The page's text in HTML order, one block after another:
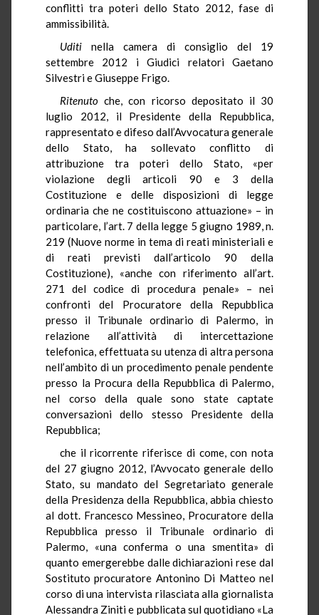
conflitti tra poteri dello Stato 2012, fase di
ammissibilità.
Uditi nella camera di consiglio del 19
settembre 2012 i Giudici relatori Gaetano
Silvestri e Giuseppe Frigo.
Ritenutoche, con ricorso depositato il 30
luglio 2012, il Presidente della Repubblica,
rappresentato e difeso dall’Avvocatura generale
dello Stato, ha sollevato conflitto di
attribuzione tra poteri dello Stato, «per
violazione degli articoli 90 e 3 della
Costituzione e delle disposizioni di legge
ordinaria che ne costituiscono attuazione» – in
particolare, l’art. 7 della legge 5 giugno 1989, n.
219 (Nuove norme in tema di reati ministeriali e
di reati previsti dall’articolo 90 della
Costituzione), «anche con riferimento all’art.
271 del codice di procedura penale» – nei
confronti del Procuratore della Repubblica
presso il Tribunale ordinario di Palermo, in
relazione all’attività di intercettazione
telefonica, effettuata su utenza di altra persona
nell’ambito di un procedimento penale pendente
presso la Procura della Repubblica di Palermo,
nel corso della quale sono state captate
conversazioni dello stesso Presidente della
Repubblica;
che il ricorrente riferisce di come, con nota
del 27 giugno 2012, l’Avvocato generale dello
Stato, su mandato del Segretariato generale
della Presidenza della Repubblica, abbia chiesto
al dott. Francesco Messineo, Procuratore della
Repubblica presso il Tribunale ordinario di
Palermo, «una conferma o una smentita» di
quanto emergerebbe dalle dichiarazioni rese dal
Sostituto procuratore Antonino Di Matteo nel
corso di una intervista rilasciata alla giornalista
Alessandra Ziniti e pubblicata sul quotidiano «La